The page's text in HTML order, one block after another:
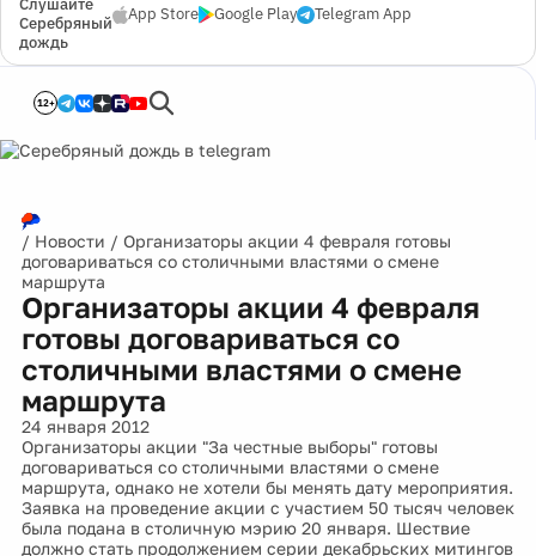
Серебряный
дождь
App Store Google Play Telegram App
12+
/ Новости / Организаторы акции 4 февраля готовы
договариваться со столичными властями о смене
маршрута
Организаторы акции 4 февраля
готовы договариваться со
столичными властями о смене
маршрута
24 января 2012
Организаторы акции "За честные выборы" готовы
договариваться со столичными властями о смене
маршрута, однако не хотели бы менять дату мероприятия.
Заявка на проведение акции с участием 50 тысяч человек
была подана в столичную мэрию 20 января. Шествие
должно стать продолжением серии декабрьских митингов